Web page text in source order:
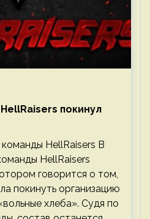
покинул
HellRaisers В
HellRaisers
говорится о том,
покинуть организацию
хлеба». Судя по